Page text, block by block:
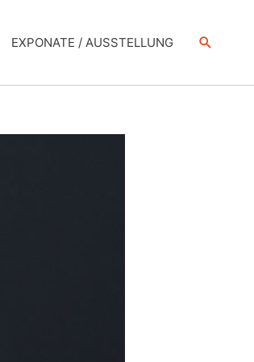
EXPONATE / AUSSTELLUNG Suche